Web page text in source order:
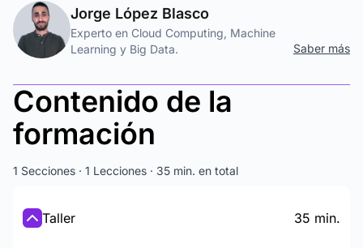
Jorge López Blasco
Experto en Cloud Computing, Machine
Learning y Big Data.
Saber más
Contenido de la
formación
1 Secciones · 1 Lecciones · 35 min. en total
Taller 35 min.